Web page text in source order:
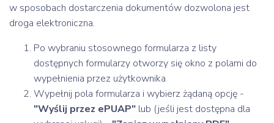
w sposobach dostarczenia dokumentów dozwolona jest
droga elektroniczna.
Po wybraniu stosownego formularza z listy
dostępnych formularzy otworzy się okno z polami do
wypełnienia przez użytkownika
Wypełnij pola formularza i wybierz żądaną opcję -
"Wyślij przez ePUAP" lub (jeśli jest dostępna dla